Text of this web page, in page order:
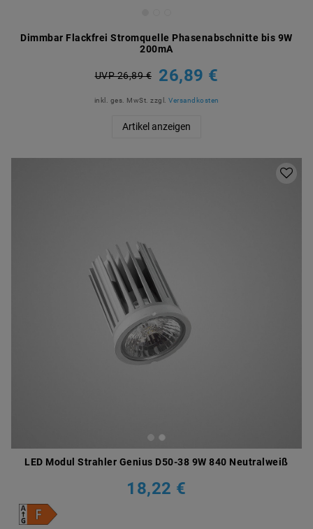
Dimmbar Flackfrei Stromquelle Phasenabschnitte bis 9W
200mA
UVP 26,89 € 26,89 €
inkl. ges. MwSt. zzgl. Versandkosten
Artikel anzeigen
LED Modul Strahler Genius D50-38 9W 840 Neutralweiß
18,22 €